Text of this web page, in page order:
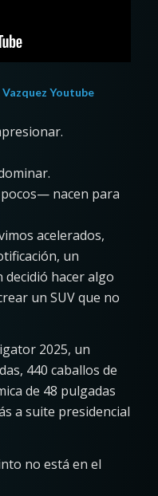
Vazquez Youtube
nacen para
acelerados,
un
decidió hacer algo
un SUV que no
2025, un
440 caballos de
de 48 pulgadas
a suite presidencial
no está en el